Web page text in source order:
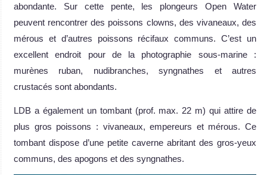
abondante. Sur cette pente, les plongeurs Open Water
peuvent rencontrer des poissons clowns, des vivaneaux, des
mérous et d’autres poissons récifaux communs. C’est un
excellent endroit pour de la photographie sous-marine :
murènes ruban, nudibranches, syngnathes et autres
crustacés sont abondants.
LDB a également un tombant (prof. max. 22 m) qui attire de
plus gros poissons : vivaneaux, empereurs et mérous. Ce
tombant dispose d’une petite caverne abritant des gros-yeux
communs, des apogons et des syngnathes.